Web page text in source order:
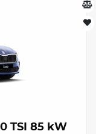
TSI 85 kW